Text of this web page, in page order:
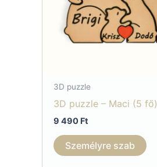
3D puzzle
3D puzzle – Maci (5 fő)
9 490 Ft
Személyre szab